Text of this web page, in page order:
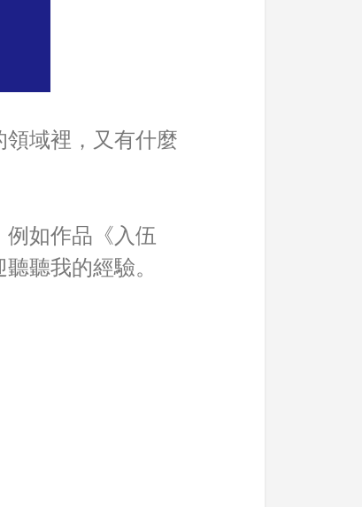
域裡，又有什麼
如作品《入伍
聽我的經驗。